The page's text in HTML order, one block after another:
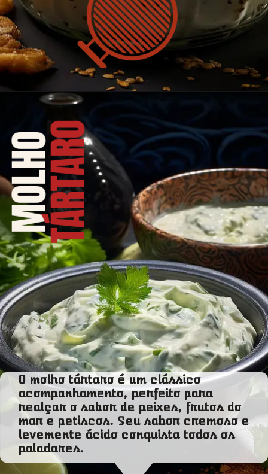
TÁRTARO
O molho tártaro é um clássico
acompanhamento, perfeito para
realçar o sabor de peixes, frutos do
mar e petiscos. Seu sabor cremoso e
levemente ácido conquista todos os
paladares.